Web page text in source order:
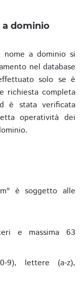
a dominio
nome a dominio si
nel database
solo se è
richiesta completa
è stata verificata
operatività dei
è soggetto alle
e massima 63
9), lettere (a-z),